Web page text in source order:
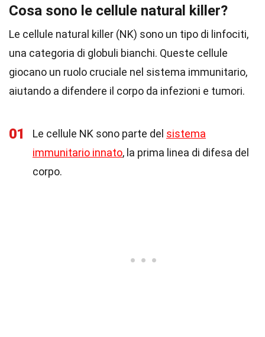
Cosa sono le cellule natural killer?
Le cellule natural killer (NK) sono un tipo di linfociti,
una categoria di globuli bianchi. Queste cellule
giocano un ruolo cruciale nel sistema immunitario,
aiutando a difendere il corpo da infezioni e tumori.
01 Le cellule NK sono parte del sistema
immunitario innato, la prima linea di difesa del
corpo.